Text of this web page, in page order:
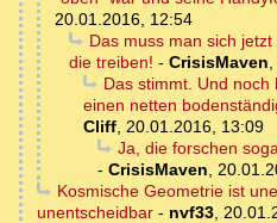
20.01.2016, 12:54
Das muss man sich
die treiben! - CrisisMaven
Das stimmt. Und
einen netten
Cliff 20.01.2016, 13:09
Ja, die forschen
- CrisisMaven
Kosmische Geometrie ist
unentscheidbar - nvf33